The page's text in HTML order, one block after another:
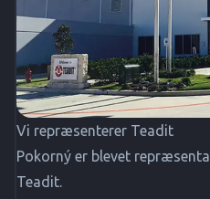
Vi repræsenterer Teadit
Pokorný er blevet
Teadit.